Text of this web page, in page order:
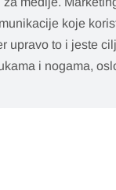
koje
upravo to i jeste
i nogama,